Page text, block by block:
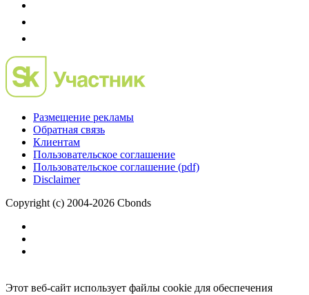
Размещение рекламы
Обратная связь
Клиентам
Пользовательское соглашение
Пользовательское соглашение (pdf)
Disclaimer
Copyright (c) 2004-2026 Cbonds
Этот веб-сайт использует файлы cookie для обеспечения